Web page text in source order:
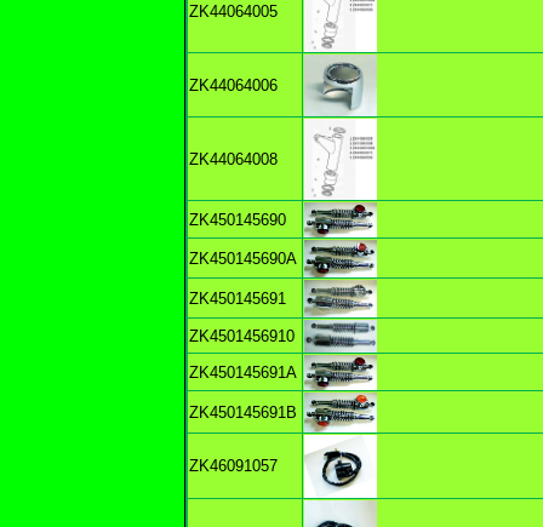
ZK44064005
ZK44064006
ZK44064008
ZK450145690
ZK450145690A
ZK450145691
ZK4501456910
ZK450145691A
ZK450145691B
ZK46091057